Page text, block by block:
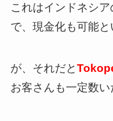
これはインドネシ
で、現金化も可能と
が、それだと
お客さんも一定数い